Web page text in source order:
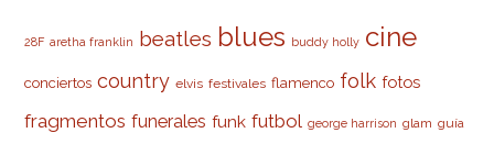
28F aretha franklin beatles blues buddy holly cine
conciertos country elvis festivales flamenco folk fotos
fragmentos funerales funk futbol george harrison glam guía